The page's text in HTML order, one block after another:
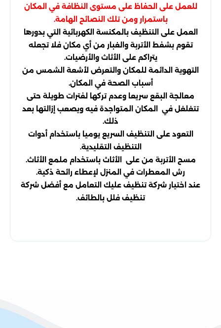
للعمل على الحفاظ على مستوى النظافة في المكان
باستمرار ومن تلك النصائح الهامة.
العمل على التنظيف بالمكنسة الكهربائية التي بدورها
تقوم بشفط الأتربة والغبار من أي مكان فلا تجعله
يتراكم على الأثاث والأرضيات.
التهوية الدائمة للمكان والتعرض لأشعة الشمس من
أسباب الصحة في المكان.
معالجة البقع سريعا وعدم تركها لفترات طويلة حتى
تتغلغل في المكان المتواجدة فيه ويصعب إزالتها بعد
ذلك.
التعود على التنظيف السريع يوميا باستخدام أدوات
التنظيف التقليدية.
مسح الأتربة من على الأثاث باستخدام ملمع الأثاث.
رش المعطرات في المنزل لإعطاء رائحة ذكية.
عند اختيار شركة تنظيف عليك التعامل مع أفضل شركة
تنظيف فلل بالطائف.